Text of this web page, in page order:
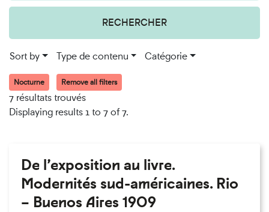
RECHERCHER
Sort by Type de contenu Catégorie
Nocturne Remove all filters
7 résultats trouvés
Displaying results 1 to 7 of 7.
De l’exposition au livre.
Modernités sud-américaines. Rio
– Buenos Aires 1909